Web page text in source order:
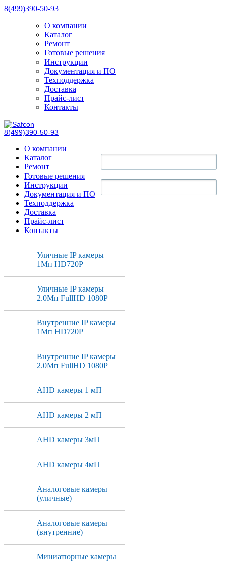
8(499)390-50-93
О компании
Каталог
Ремонт
Готовые решения
Инструкции
Документация и ПО
Техподдержка
Доставка
Прайс-лист
Контакты
8(499)390-50-93
О компании
Каталог
Ремонт
Готовые решения
Инструкции
Документация и ПО
Техподдержка
Доставка
Прайс-лист
Контакты
Уличные IP камеры
1Мп HD720P
Уличные IP камеры
2.0Мп FullHD 1080P
Внутренние IP камеры
1Мп HD720P
Внутренние IP камеры
2.0Мп FullHD 1080P
AHD камеры 1 мП
AHD камеры 2 мП
AHD камеры 3мП
AHD камеры 4мП
Аналоговые камеры
(уличные)
Аналоговые камеры
(внутренние)
Миниатюрные камеры